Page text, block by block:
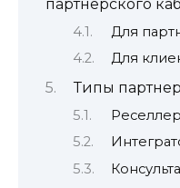
партнерского
Для
Для
Типы